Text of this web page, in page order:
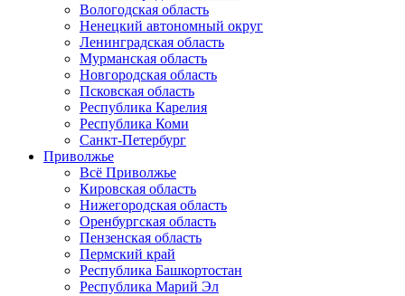
Вологодская область
Ненецкий автономный округ
Ленинградская область
Мурманская область
Новгородская область
Псковская область
Республика Карелия
Республика Коми
Санкт-Петербург
Приволжье
Всё Приволжье
Кировская область
Нижегородская область
Оренбургская область
Пензенская область
Пермский край
Республика Башкортостан
Республика Марий Эл